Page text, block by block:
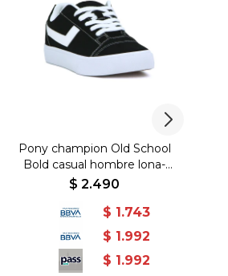
Pony champion Old School
Bold casual hombre lona-
gamuza negro - Negro
$ 2.490
$ 1.743
$ 1.992
$ 1.992